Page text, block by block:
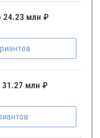
24.23 млн ₽
31.27 млн ₽